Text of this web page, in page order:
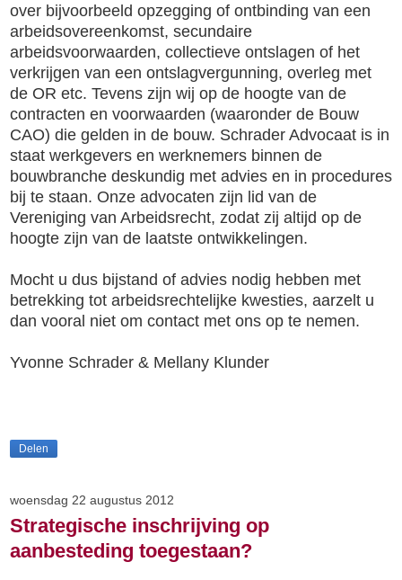
over bijvoorbeeld opzegging of ontbinding van een
arbeidsovereenkomst, secundaire
arbeidsvoorwaarden, collectieve ontslagen of het
verkrijgen van een ontslagvergunning, overleg met
de OR etc. Tevens zijn wij op de hoogte van de
contracten en voorwaarden (waaronder de Bouw
CAO) die gelden in de bouw. Schrader Advocaat is in
staat werkgevers en werknemers binnen de
bouwbranche deskundig met advies en in procedures
bij te staan. Onze advocaten zijn lid van de
Vereniging van Arbeidsrecht, zodat zij altijd op de
hoogte zijn van de laatste ontwikkelingen.
Mocht u dus bijstand of advies nodig hebben met
betrekking tot arbeidsrechtelijke kwesties, aarzelt u
dan vooral niet om contact met ons op te nemen.
Yvonne Schrader & Mellany Klunder
Delen
woensdag 22 augustus 2012
Strategische inschrijving op
aanbesteding toegestaan?